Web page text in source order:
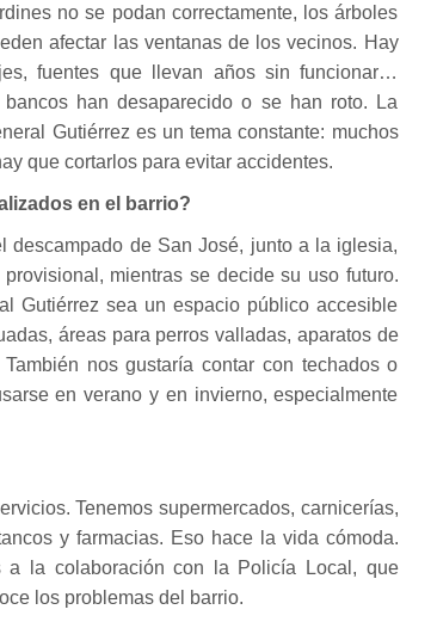
no se podan correctamente, los árboles
afectar las ventanas de los vecinos. Hay
fuentes que llevan años sin funcionar…
han desaparecido o se han roto. La
Gutiérrez es un tema constante: muchos
que cortarlos para evitar accidentes.
en el barrio?
descampado de San José, junto a la iglesia,
mientras se decide su uso futuro.
Gutiérrez sea un espacio público accesible
áreas para perros valladas, aparatos de
nos gustaría contar con techados o
en verano y en invierno, especialmente
Tenemos supermercados, carnicerías,
y farmacias. Eso hace la vida cómoda.
a la colaboración con la Policía Local, que
los problemas del barrio.